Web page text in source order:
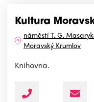
Kultura
náměstí T. G.
Moravský Krumlov
Knihovna.